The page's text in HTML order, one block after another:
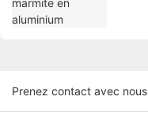
Prenez contact avec nous